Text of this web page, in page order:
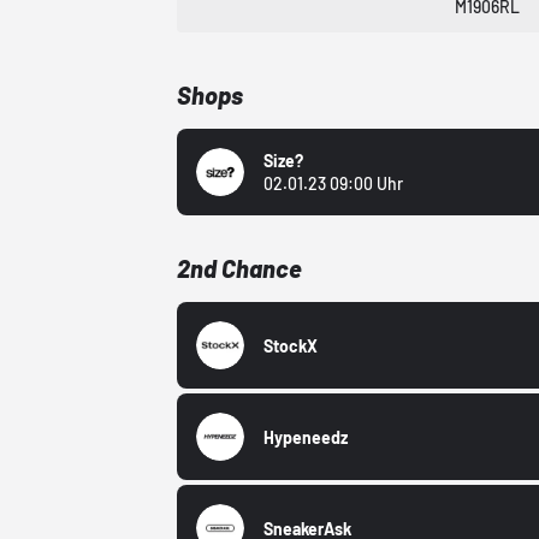
M1906RL
Shops
Size?
02.01.23 09:00 Uhr
2nd Chance
StockX
Hypeneedz
SneakerAsk